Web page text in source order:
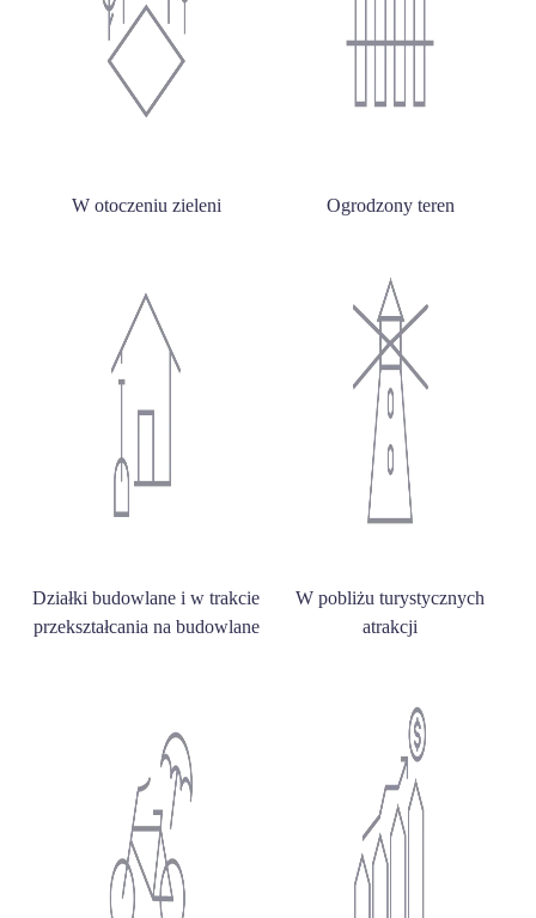
W otoczeniu zieleni Ogrodzony teren
Działki budowlane i w trakcie
przekształcania na budowlane
W pobliżu turystycznych
atrakcji